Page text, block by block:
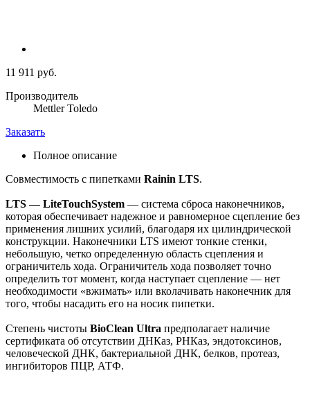
11 911 руб.
Производитель
Mettler Toledo
Заказать
Полное описание
Совместимость с пипетками Rainin LTS.
LTS — LiteTouchSystem — система сброса наконечников,
которая обеспечивает надежное и равномерное сцепление без
применения лишних усилий, благодаря их цилиндрической
конструкции. Наконечники LTS имеют тонкие стенки,
небольшую, четко определенную область сцепления и
ограничитель хода. Ограничитель хода позволяет точно
определить тот момент, когда наступает сцепление — нет
необходимости «вжимать» или вколачивать наконечник для
того, чтобы насадить его на носик пипетки.
Степень чистоты BioClean Ultra предполагает наличие
сертификата об отсутствии ДНКаз, РНКаз, эндотоксинов,
человеческой ДНК, бактериальной ДНК, белков, протеаз,
ингибиторов ПЦР, АТФ.